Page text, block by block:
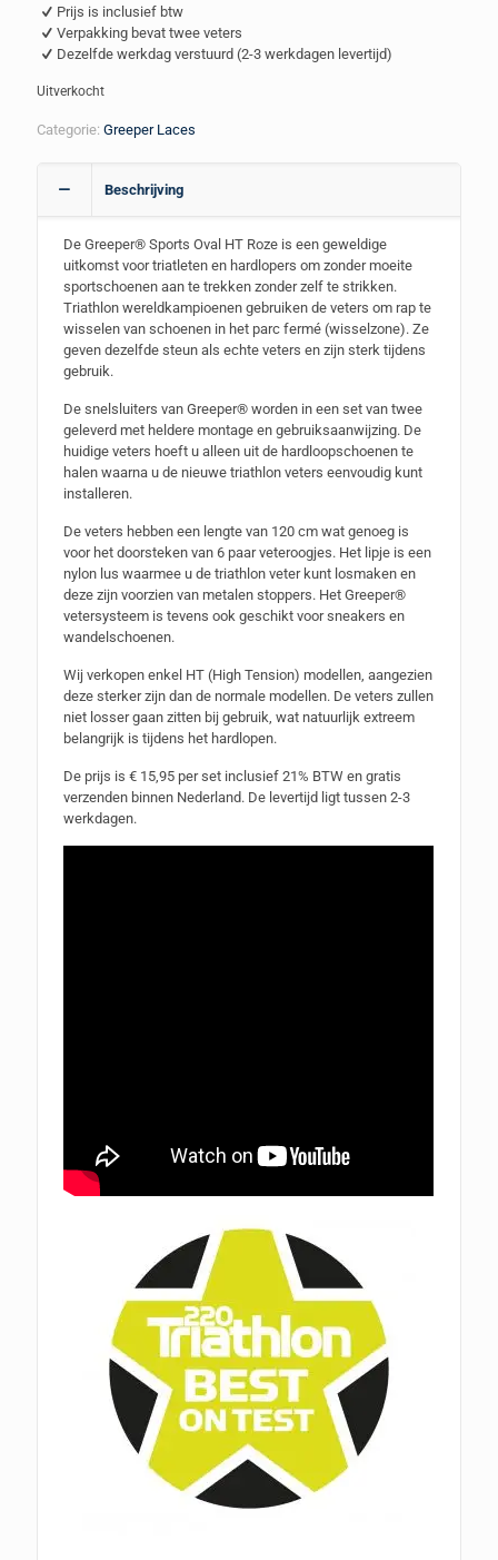
Prijs is inclusief btw
Verpakking bevat twee veters
Dezelfde werkdag verstuurd (2-3 werkdagen levertijd)
Uitverkocht
Categorie: Greeper Laces
Beschrijving
De Greeper® Sports Oval HT Roze is een geweldige
uitkomst voor triatleten en hardlopers om zonder moeite
sportschoenen aan te trekken zonder zelf te strikken.
Triathlon wereldkampioenen gebruiken de veters om rap te
wisselen van schoenen in het parc fermé (wisselzone). Ze
geven dezelfde steun als echte veters en zijn sterk tijdens
gebruik.
De snelsluiters van Greeper® worden in een set van twee
geleverd met heldere montage en gebruiksaanwijzing. De
huidige veters hoeft u alleen uit de hardloopschoenen te
halen waarna u de nieuwe triathlon veters eenvoudig kunt
installeren.
De veters hebben een lengte van 120 cm wat genoeg is
voor het doorsteken van 6 paar veteroogjes. Het lipje is een
nylon lus waarmee u de triathlon veter kunt losmaken en
deze zijn voorzien van metalen stoppers. Het Greeper®
vetersysteem is tevens ook geschikt voor sneakers en
wandelschoenen.
Wij verkopen enkel HT (High Tension) modellen, aangezien
deze sterker zijn dan de normale modellen. De veters zullen
niet losser gaan zitten bij gebruik, wat natuurlijk extreem
belangrijk is tijdens het hardlopen.
De prijs is € 15,95 per set inclusief 21% BTW en gratis
verzenden binnen Nederland. De levertijd ligt tussen 2-3
werkdagen.